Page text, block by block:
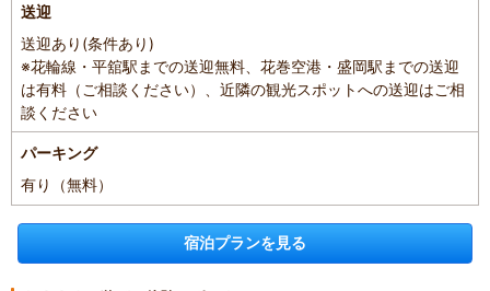
送迎
送迎あり(条件あり)
※花輪線・平舘駅までの送迎無料、花巻空港・盛岡駅までの送迎
は有料（ご相談ください）、近隣の観光スポットへの送迎はご相
談ください
パーキング
有り（無料）
宿泊プランを見る